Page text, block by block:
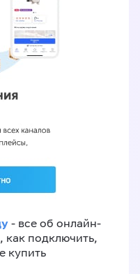
- все об онлайн-
как подключить,
купить